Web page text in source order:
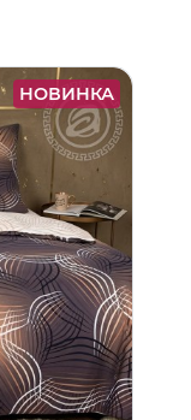
НОВИНКА